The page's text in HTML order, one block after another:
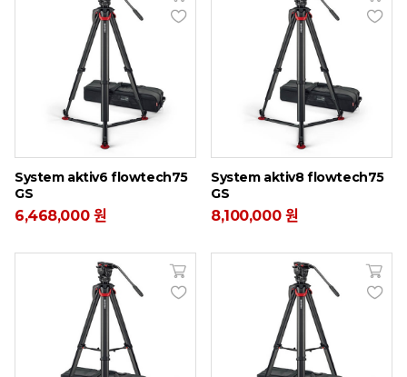
System aktiv6 flowtech75
GS
6,468,000 원
System aktiv8 flowtech75
GS
8,100,000 원